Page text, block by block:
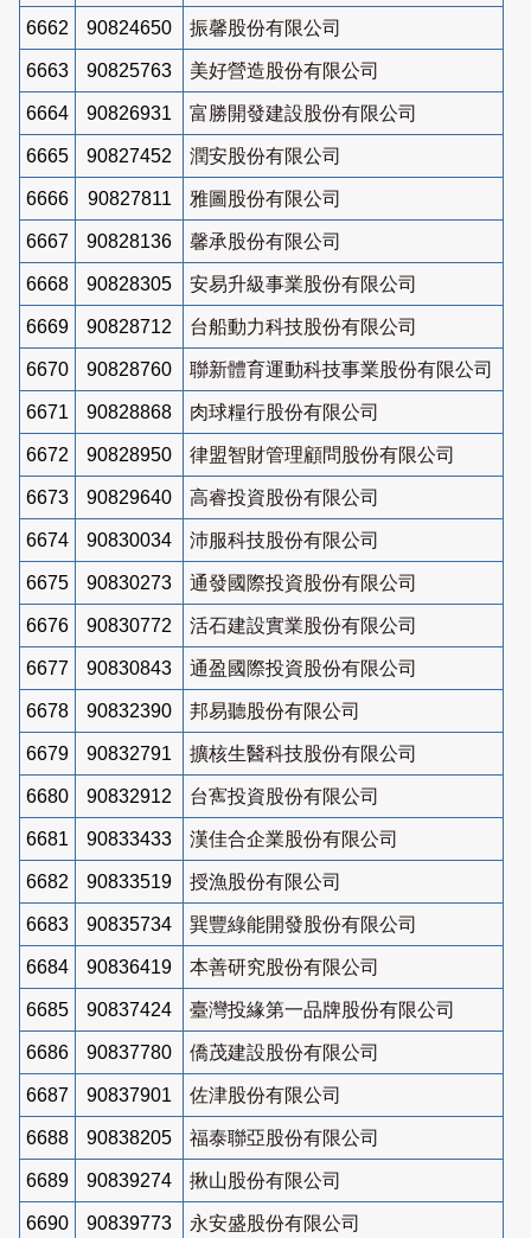
6662 90824650 振馨股份有限公司
6663 90825763 美好營造股份有限公司
6664 90826931 富勝開發建設股份有限公司
6665 90827452 潤安股份有限公司
6666 90827811 雅圖股份有限公司
6667 90828136 馨承股份有限公司
6668 90828305 安易升級事業股份有限公司
6669 90828712 台船動力科技股份有限公司
6670 90828760 聯新體育運動科技事業股份有限公司
6671 90828868 肉球糧行股份有限公司
6672 90828950 律盟智財管理顧問股份有限公司
6673 90829640 高睿投資股份有限公司
6674 90830034 沛服科技股份有限公司
6675 90830273 通發國際投資股份有限公司
6676 90830772 活石建設實業股份有限公司
6677 90830843 通盈國際投資股份有限公司
6678 90832390 邦易聽股份有限公司
6679 90832791 擴核生醫科技股份有限公司
6680 90832912 台寯投資股份有限公司
6681 90833433 漢佳合企業股份有限公司
6682 90833519 授漁股份有限公司
6683 90835734 巽豐綠能開發股份有限公司
6684 90836419 本善研究股份有限公司
6685 90837424 臺灣投緣第一品牌股份有限公司
6686 90837780 僑茂建設股份有限公司
6687 90837901 佐津股份有限公司
6688 90838205 福泰聯亞股份有限公司
6689 90839274 揪山股份有限公司
6690 90839773 永安盛股份有限公司